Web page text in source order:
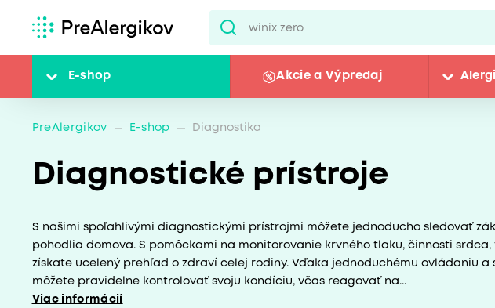
E-shop Akcie a Výpredaj
PreAlergikov E-shop Diagnostika
Diagnostické prístroje
S našimi spoľahlivými diagnostickými prístrojmi môžete jednoducho sledovať
pohodlia domova. S pomôckami na monitorovanie krvného tlaku, činnosti
získate ucelený prehľad o zdraví celej rodiny. Vďaka jednoduchému ovládaniu a
môžete pravidelne kontrolovať svoju kondíciu, včas reagovať na...
Viac informácií